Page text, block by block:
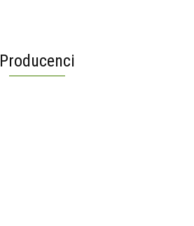
Producenci